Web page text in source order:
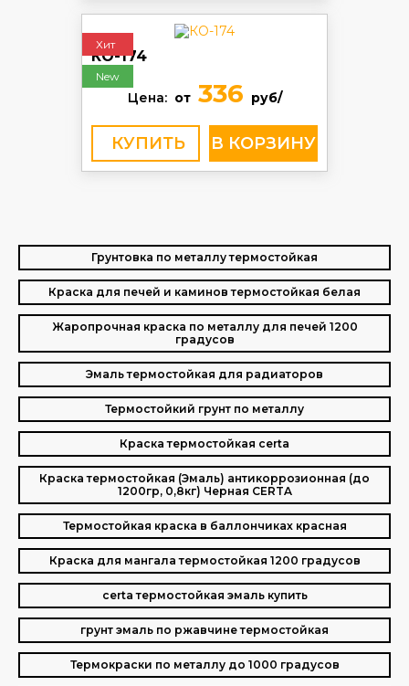
Хит
New
КО-174
Цена: от336 руб/
КУПИТЬ
Грунтовка по металлу термостойкая
Краска для печей и каминов термостойкая белая
Жаропрочная краска по металлу для печей 1200
градусов
Эмаль термостойкая для радиаторов
Термостойкий грунт по металлу
Краска термостойкая certa
Краска термостойкая (Эмаль) антикоррозионная (до
1200гр, 0,8кг) Черная CERTA
Термостойкая краска в баллончиках красная
Краска для мангала термостойкая 1200 градусов
certa термостойкая эмаль купить
грунт эмаль по ржавчине термостойкая
Термокраски по металлу до 1000 градусов